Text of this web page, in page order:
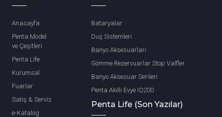
Anasayfa
Penta Model
ve Çeşitleri
Penta Life
Kurumsal
Fuarlar
Satış & Servis
e-Katalog
Bataryalar
Duş Sistemleri
Banyo Aksesuarları
Gömme Rezervuarlar Stop Valfler
Banyo Aksesuar Serileri
Penta Akıllı Evye IQ200
Penta Life (Son Yazılar)